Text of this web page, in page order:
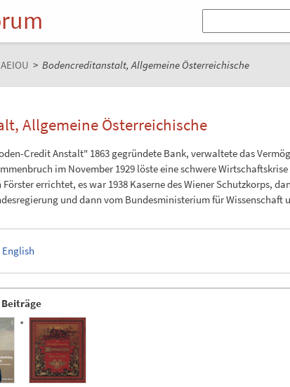
AEIOU > Bodencreditanstalt, Allgemeine Österreichische
Allgemeine Österreichische
Credit Anstalt" 1863 gegründete Bank, verwaltete das
im November 1929 löste eine schwere Wirtschaftskrise
errichtet, es war 1938 Kaserne des Wiener Schutzkorps,
und dann vom Bundesministerium für Wissenschaft
*